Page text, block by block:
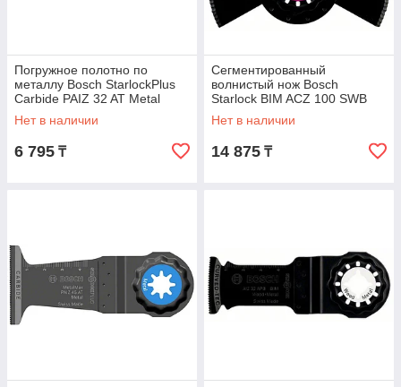
Погружное полотно по
металлу Bosch StarlockPlus
Carbide PAIZ 32 AT Metal
Нет в наличии
6 795 ₸
Сегментированный
волнистый нож Bosch
Starlock BIM ACZ 100 SWB
Нет в наличии
14 875 ₸